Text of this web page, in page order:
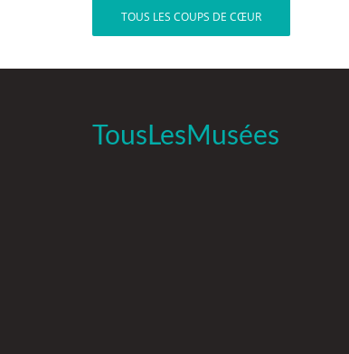
TOUS LES COUPS DE CŒUR
TousLesMusées